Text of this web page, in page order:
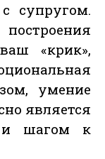
супругом.
«крик»,
умение
является
и шагом к